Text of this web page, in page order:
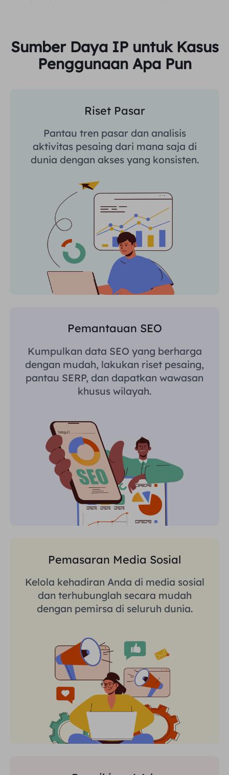
Sumber Daya IP untuk Kasus
Penggunaan Apa Pun
Riset Pasar
Pantau tren pasar dan analisis
aktivitas pesaing dari mana saja di
dunia dengan akses yang konsisten.
Pemantauan SEO
Kumpulkan data SEO yang berharga
dengan mudah, lakukan riset pesaing,
pantau SERP, dan dapatkan wawasan
khusus wilayah.
Pemasaran Media Sosial
Kelola kehadiran Anda di media sosial
dan terhubunglah secara mudah
dengan pemirsa di seluruh dunia.